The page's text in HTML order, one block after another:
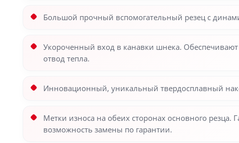
Большой прочный вспомогательный резец с
Укороченный вход в канавки шнека.
отвод тепла.
Инновационный, уникальный твердосплавный
Метки износа на обеих сторонах основного
возможность замены по гарантии.